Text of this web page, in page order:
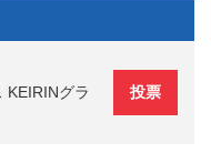
グラ
投票